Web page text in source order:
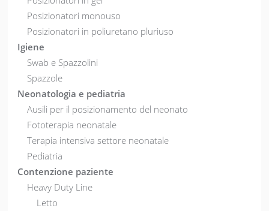
Posizionatori monouso
Posizionatori in poliuretano pluriuso
Igiene
Swab e Spazzolini
Spazzole
Neonatologia e pediatria
Ausili per il posizionamento del neonato
Fototerapia neonatale
Terapia intensiva settore neonatale
Pediatria
Contenzione paziente
Heavy Duty Line
Letto